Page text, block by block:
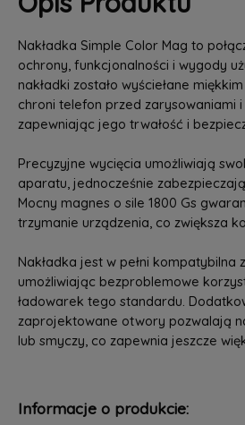
Nakładka Simple Color Mag to
ochrony, funkcjonalności i wygody
nakładki zostało wyściełane
chroni telefon przed zarysowaniami
zapewniając jego trwałość i
Precyzyjne wycięcia umożliwiają
aparatu, jednocześnie
Mocny magnes o sile 1800 Gs
trzymanie urządzenia, co zwiększa
Nakładka jest w pełni kompatybilna
umożliwiając bezproblemowe
ładowarek tego standardu.
zaprojektowane otwory pozwalają
lub smyczy, co zapewnia jeszcze
Informacje o produkcie: